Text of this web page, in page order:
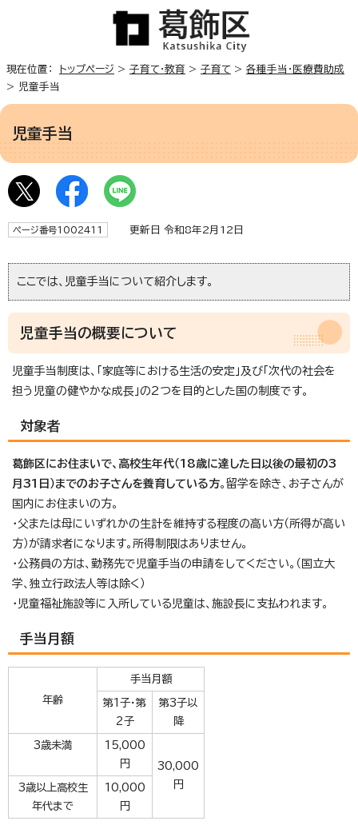
現在位置： トップページ > 子育て・教育 > 子育て > 各種手当・医療費助成
> 児童手当
児童手当
ページ番号1002411 更新日 令和8年2月12日
ここでは、児童手当について紹介します。
児童手当の概要について
児童手当制度は、「家庭等における生活の安定」及び「次代の社会を
担う児童の健やかな成長」の2つを目的とした国の制度です。
対象者
葛飾区にお住まいで、高校生年代（18歳に達した日以後の最初の3
月31日）までのお子さんを養育している方。留学を除き、お子さんが
国内にお住まいの方。
・父または母にいずれかの生計を維持する程度の高い方（所得が高い
方）が請求者になります。所得制限はありません。
・公務員の方は、勤務先で児童手当の申請をしてください。（国立大
学、独立行政法人等は除く）
・児童福祉施設等に入所している児童は、施設長に支払われます。
手当月額
年齢
手当月額
第1子・第
2子
第3子以
降
3歳未満
15,000
円
30,000
円
3歳以上高校生
年代まで
10,000
円